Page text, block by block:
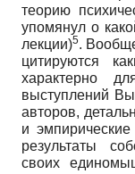
теорию
упомянул о
лекции)5.
цитируются
характерно
выступлений
авторов,
и
результаты
своих